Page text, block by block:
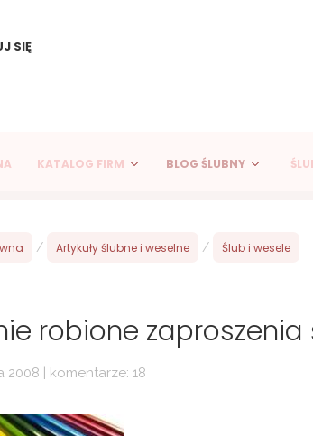
SIĘ
KATALOG FIRM BLOG ŚLUBNY
/ Artykuły ślubne i weselne / Ślub i wesele
robione zaproszenia
2008 | komentarze: 18